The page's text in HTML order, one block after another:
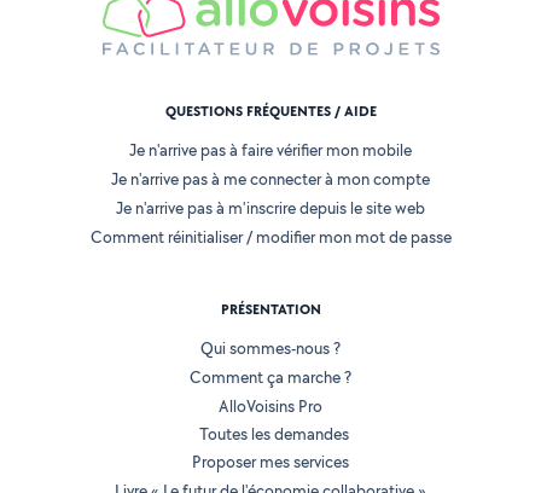
QUESTIONS FRÉQUENTES / AIDE
Je n'arrive pas à faire vérifier mon mobile
Je n'arrive pas à me connecter à mon compte
Je n'arrive pas à m'inscrire depuis le site web
Comment réinitialiser / modifier mon mot de passe
PRÉSENTATION
Qui sommes-nous ?
Comment ça marche ?
AlloVoisins Pro
Toutes les demandes
Proposer mes services